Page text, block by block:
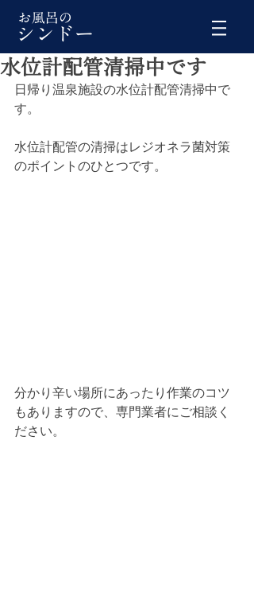
水位計配管清掃中です
日帰り温泉施設の水位計配管清掃中で
す。
水位計配管の清掃はレジオネラ菌対策
のポイントのひとつです。
分かり辛い場所にあったり作業のコツ
もありますので、専門業者にご相談く
ださい。